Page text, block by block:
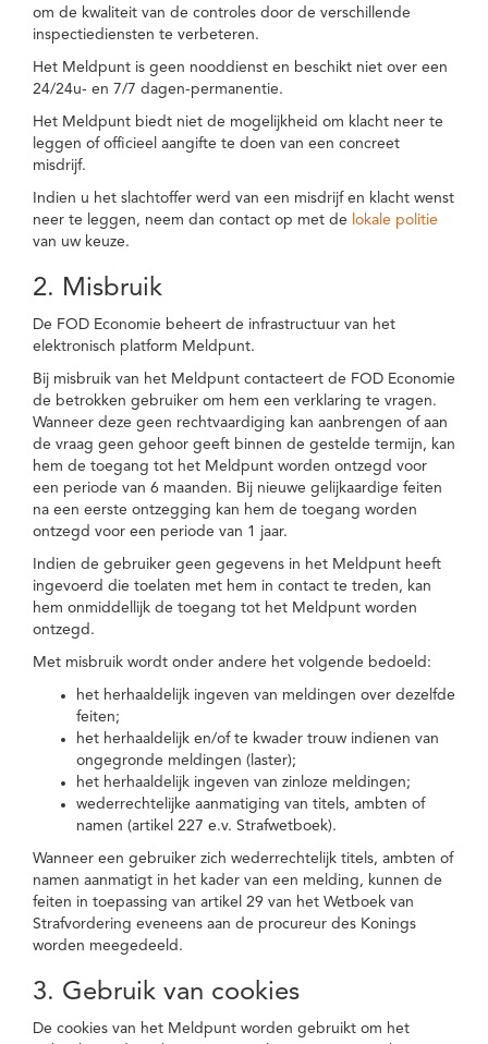
om de kwaliteit van de controles door de verschillende
inspectiediensten te verbeteren.
Het Meldpunt is geen nooddienst en beschikt niet over een
24/24u- en 7/7 dagen-permanentie.
Het Meldpunt biedt niet de mogelijkheid om klacht neer te
leggen of officieel aangifte te doen van een concreet
misdrijf.
Indien u het slachtoffer werd van een misdrijf en klacht wenst
neer te leggen, neem dan contact op met de lokale politie
van uw keuze.
2. Misbruik
De FOD Economie beheert de infrastructuur van het
elektronisch platform Meldpunt.
Bij misbruik van het Meldpunt contacteert de FOD Economie
de betrokken gebruiker om hem een verklaring te vragen.
Wanneer deze geen rechtvaardiging kan aanbrengen of aan
de vraag geen gehoor geeft binnen de gestelde termijn, kan
hem de toegang tot het Meldpunt worden ontzegd voor
een periode van 6 maanden. Bij nieuwe gelijkaardige feiten
na een eerste ontzegging kan hem de toegang worden
ontzegd voor een periode van 1 jaar.
Indien de gebruiker geen gegevens in het Meldpunt heeft
ingevoerd die toelaten met hem in contact te treden, kan
hem onmiddellijk de toegang tot het Meldpunt worden
ontzegd.
Met misbruik wordt onder andere het volgende bedoeld:
het herhaaldelijk ingeven van meldingen over dezelfde
feiten;
het herhaaldelijk en/of te kwader trouw indienen van
ongegronde meldingen (laster);
het herhaaldelijk ingeven van zinloze meldingen;
wederrechtelijke aanmatiging van titels, ambten of
namen (artikel 227 e.v. Strafwetboek).
Wanneer een gebruiker zich wederrechtelijk titels, ambten of
namen aanmatigt in het kader van een melding, kunnen de
feiten in toepassing van artikel 29 van het Wetboek van
Strafvordering eveneens aan de procureur des Konings
worden meegedeeld.
3. Gebruik van cookies
De cookies van het Meldpunt worden gebruikt om het